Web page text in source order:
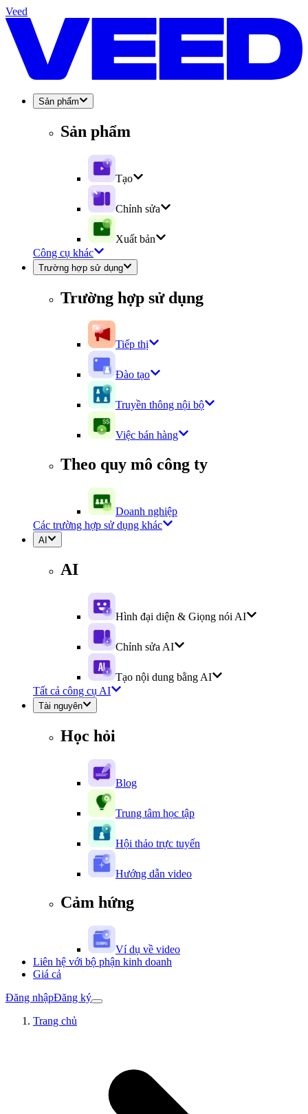
Veed
Sản phẩm
Sản phẩm
Tạo
Chỉnh sửa
Xuất bản
Công cụ khác
Trường hợp sử dụng
Trường hợp sử dụng
Tiếp thị
Đào tạo
Truyền thông nội bộ
Việc bán hàng
Theo quy mô công ty
Doanh nghiệp
Các trường hợp sử dụng khác
AI
AI
Hình đại diện & Giọng nói AI
Chỉnh sửa AI
Tạo nội dung bằng AI
Tất cả công cụ AI
Tài nguyên
Học hỏi
Blog
Trung tâm học tập
Hội thảo trực tuyến
Hướng dẫn video
Cảm hứng
Ví dụ về video
Liên hệ với bộ phận kinh doanh
Giá cả
Đăng nhậpĐăng ký
Trang chủ